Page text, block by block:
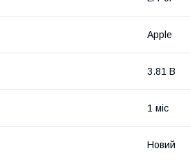
Apple
3.81 В
1 міс
Новий